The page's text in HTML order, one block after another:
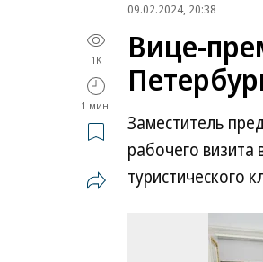
09.02.2024, 20:38
1K
1 мин.
Вице-
Заместитель
рабочего визита
туристического